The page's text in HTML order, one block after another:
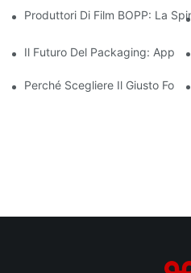
Produttori Di Film BOPP: La
Il Futuro Del Packaging:
Perché Scegliere Il Giusto